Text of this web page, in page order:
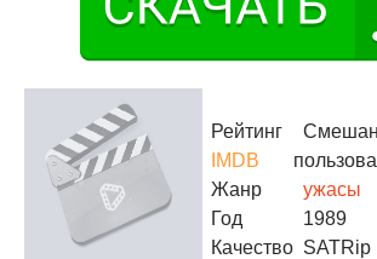
Рейтинг
IMDB
Жанр
ужасы
Год
1989
Качество SATRip